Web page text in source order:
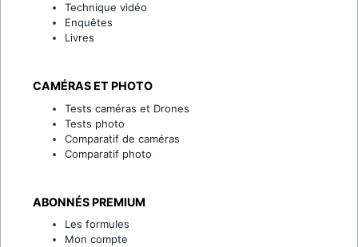
Technique vidéo
Enquêtes
Livres
CAMÉRAS ET PHOTO
Tests caméras et Drones
Tests photo
Comparatif de caméras
Comparatif photo
ABONNÉS PREMIUM
Les formules
Mon compte